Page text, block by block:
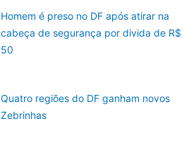
Homem é preso no DF após atirar na
cabeça de segurança por divida de R$
50
Quatro regiões do DF ganham novos
Zebrinhas